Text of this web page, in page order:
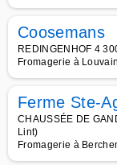
Coosemans
REDINGENHOF 4
Fromagerie à Louvain
Ferme Ste-
CHAUSSÉE DE
Lint)
Fromagerie à